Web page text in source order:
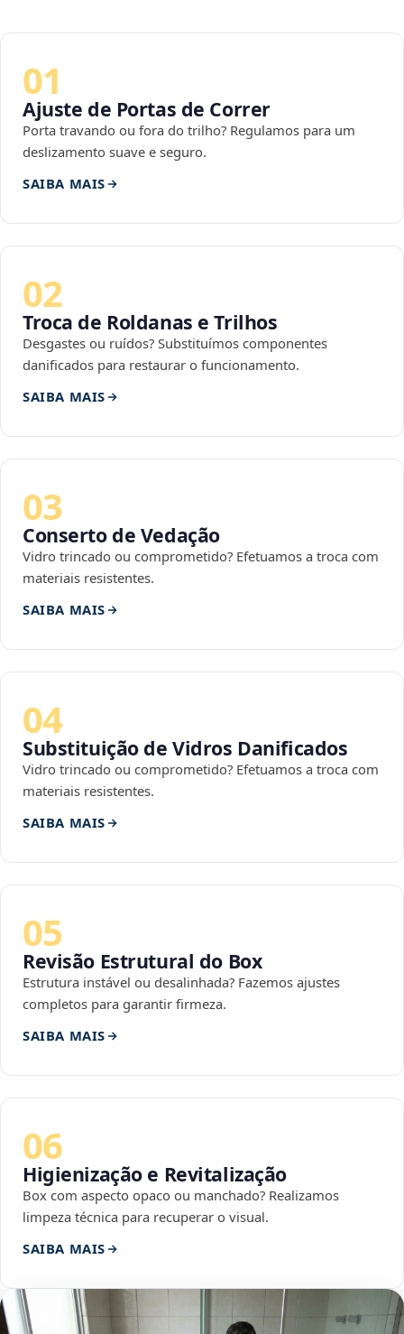
01
Ajuste de Portas de Correr
Porta travando ou fora do trilho? Regulamos para um
deslizamento suave e seguro.
SAIBA MAIS
02
Troca de Roldanas e Trilhos
Desgastes ou ruídos? Substituímos componentes
danificados para restaurar o funcionamento.
SAIBA MAIS
03
Conserto de Vedação
Vidro trincado ou comprometido? Efetuamos a troca com
materiais resistentes.
SAIBA MAIS
04
Substituição de Vidros Danificados
Vidro trincado ou comprometido? Efetuamos a troca com
materiais resistentes.
SAIBA MAIS
05
Revisão Estrutural do Box
Estrutura instável ou desalinhada? Fazemos ajustes
completos para garantir firmeza.
SAIBA MAIS
06
Higienização e Revitalização
Box com aspecto opaco ou manchado? Realizamos
limpeza técnica para recuperar o visual.
SAIBA MAIS